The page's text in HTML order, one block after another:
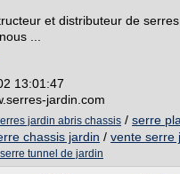
et distributeur de
...
13:01:47
jardin.com
jardin abris chassis / serre
chassis jardin / vente serre
tunnel de jardin